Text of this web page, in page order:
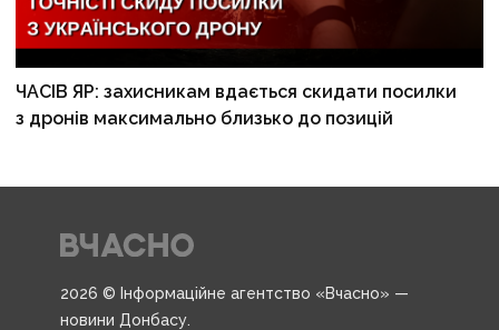
ЧАСІВ ЯР: захисникам вдається скидати посилки
з дронів максимально близько до позицій
2026 © Інформаційне агентство «Вчасно» —
новини Донбасу.